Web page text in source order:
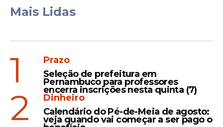
Falta de diálogo
O presidente do Sindicato dos Servidores
Mais Lidas
1
Prazo
Seleção de prefeitura em
Pernambuco para professores
encerra inscrições nesta quinta (7)
2
Dinheiro
Calendário do Pé-de-Meia de agosto:
veja quando vai começar a ser pago o